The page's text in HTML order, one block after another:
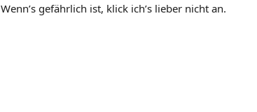
Wenn’s gefährlich ist, klick ich’s lieber nicht an.